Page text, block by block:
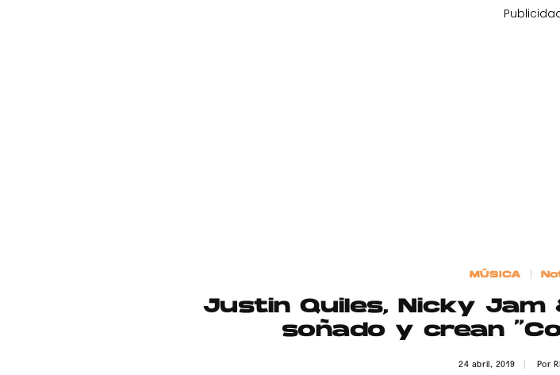
MÚSICA
Justin Quiles, Nicky
soñado y crean
24 abril, 2019 Por